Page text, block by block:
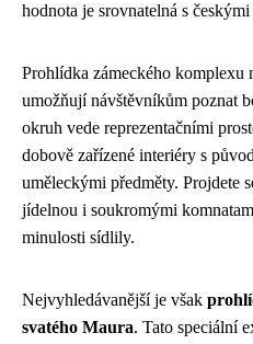
hodnota je srovnatelná s
Prohlídka zámeckého komplexu
umožňují návštěvníkům poznat
okruh vede reprezentačními
dobově zařízené interiéry s
uměleckými předměty. Projdete
jídelnou i soukromými
minulosti sídlily.
Nejvyhledávanější je však
svatého Maura. Tato speciální